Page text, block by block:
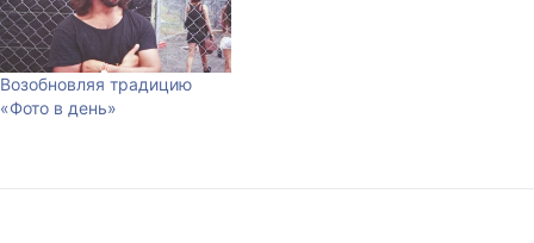
Возобновляя традицию
«Фото в день»